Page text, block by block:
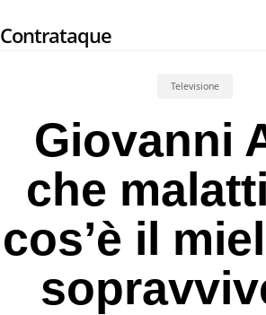
to
Contrataque
Televisione
Giovanni
che
cos’è il